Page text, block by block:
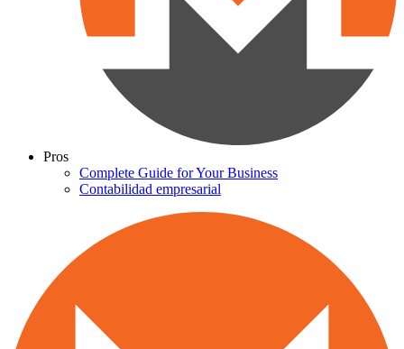
Pros
Complete Guide for Your Business
Contabilidad empresarial